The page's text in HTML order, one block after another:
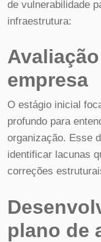
de vulnerabilidade
infraestrutura:
empresa
O estágio inicial
profundo para
organização. Esse
identificar lacunas
correções
plano de